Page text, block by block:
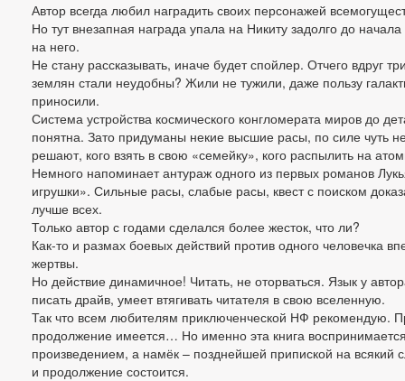
Автор всегда любил наградить своих персонажей
Но тут внезапная награда упала на Никиту задолго до
на него.
Не стану рассказывать, иначе будет спойлер. Отчего вдруг
землян стали неудобны? Жили не тужили, даже пользу
приносили.
Система устройства космического конгломерата миров до
понятна. Зато придуманы некие высшие расы, по силе чуть
решают, кого взять в свою «семейку», кого распылить на
Немного напоминает антураж одного из первых романов
игрушки». Сильные расы, слабые расы, квест с поиском
лучше всех.
Только автор с годами сделался более жесток, что ли?
Как-то и размах боевых действий против одного человечка
жертвы.
Но действие динамичное! Читать, не оторваться. Язык у
писать драйв, умеет втягивать читателя в свою вселенную.
Так что всем любителям приключенческой НФ рекомендую.
продолжение имеется… Но именно эта книга
произведением, а намёк – позднейшей припиской на всякий
и продолжение состоится.